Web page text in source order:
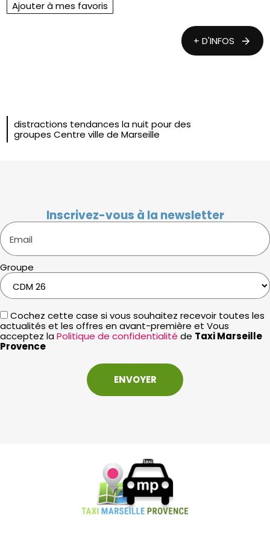
Ajouter à mes favoris
+ D'INFOS
distractions tendances la nuit pour des
groupes Centre ville de Marseille
Inscrivez-vous à la newsletter
Email
Groupe
Cochez cette case si vous souhaitez recevoir toutes les
actualités et les offres en avant-première et Vous
acceptez laPolitique de confidentialité de Taxi Marseille
Provence